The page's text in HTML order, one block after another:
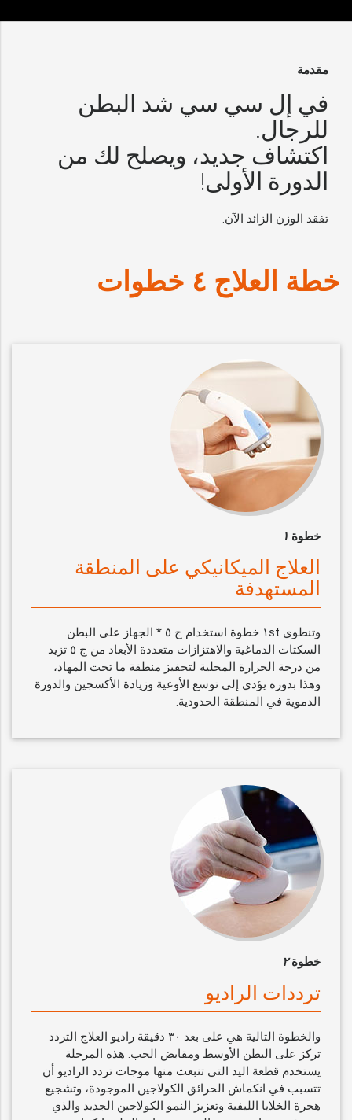
مقدمة
في إل سي سي شد البطن
للرجال.
اكتشاف جديد، ويصلح لك من
الدورة الأولى!
تفقد الوزن الزائد الآن.
خطة العلاج ٤ خطوات
خطوة
العلاج الميكانيكي على المنطقة
المستهدفة
وتنطوي ١st خطوة استخدام ج ٥ * الجهاز على البطن.
السكتات الدماغية والاهتزازات متعددة الأبعاد من ج ٥ تزيد
من درجة الحرارة المحلية لتحفيز منطقة ما تحت المهاد،
وهذا بدوره يؤدي إلى توسع الأوعية وزيادة الأكسجين والدورة
الدموية في المنطقة الحدودية.
خطوة٢
ترددات الراديو
والخطوة التالية هي على بعد ٣٠ دقيقة راديو العلاج التردد
تركز على البطن الأوسط ومقابض الحب. هذه المرحلة
يستخدم قطعة اليد التي تنبعث منها موجات تردد الراديو أن
تتسبب في انكماش الحرائق الكولاجين الموجودة، وتشجيع
هجرة الخلايا الليفية وتعزيز النمو الكولاجين الجديد والذي